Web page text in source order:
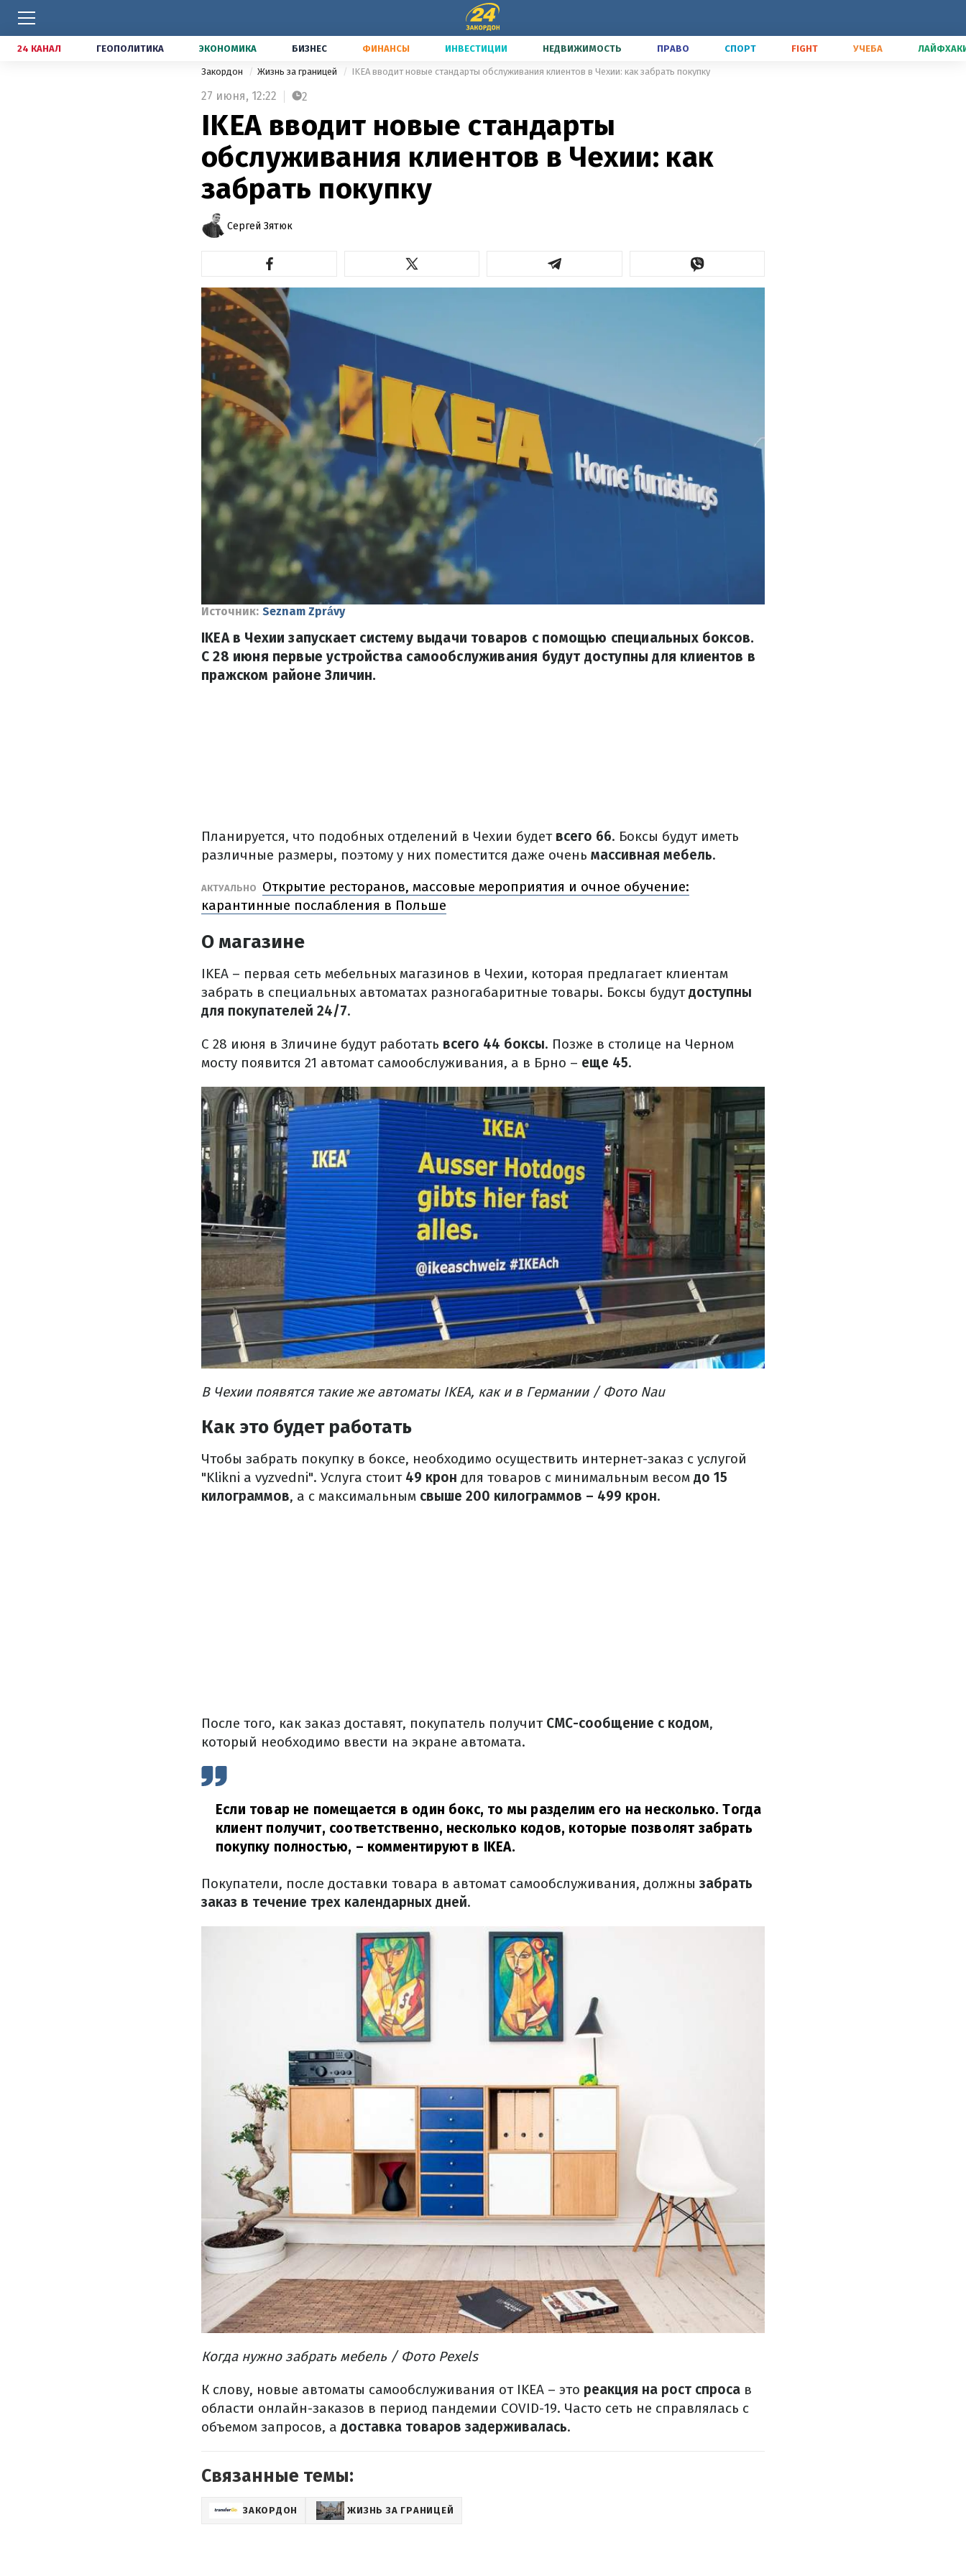
24 КАНАЛ ГЕОПОЛИТИКА ЭКОНОМИКА БИЗНЕС ФИНАНСЫ ИНВЕСТИЦИИ НЕДВИЖИМОСТЬ ПРАВО СПОРТ FIGHT УЧЕБА
Закордон Жизнь за границей IKEA вводит новые стандарты обслуживания клиентов в Чехии: как забрать покупку
27 июня, 12:22 2
IKEA вводит новые стандарты
обслуживания клиентов в Чехии: как
забрать покупку
Сергей Зятюк
Источник: Seznam Zprávy
IKEA в Чехии запускает систему выдачи товаров с помощью специальных боксов.
С 28 июня первые устройства самообслуживания будут доступны для клиентов в
пражском районе Зличин.
Планируется, что подобных отделений в Чехии будет всего 66. Боксы будут иметь
различные размеры, поэтому у них поместится даже очень массивная мебель.
АКТУАЛЬНО
Открытие ресторанов, массовые мероприятия и очное обучение:
карантинные послабления в Польше
О магазине
IKEA – первая сеть мебельных магазинов в Чехии, которая предлагает клиентам
забрать в специальных автоматах разногабаритные товары. Боксы будутдоступны
для покупателей 24/7.
С 28 июня в Зличине будут работать всего 44 боксы. Позже в столице на Черном
мосту появится 21 автомат самообслуживания, а в Брно – еще 45.
В Чехии появятся такие же автоматы IKEA, как и в Германии / Фото Nau
Как это будет работать
Чтобы забрать покупку в боксе, необходимо осуществить интернет-заказ с услугой
"Klikni a vyzvedni". Услуга стоит 49 крон для товаров с минимальным весом до 15
килограммов, а с максимальным свыше 200 килограммов – 499 крон.
После того, как заказ доставят, покупатель получит СМС-сообщение с кодом,
который необходимо ввести на экране автомата.
Если товар не помещается в один бокс, то мы разделим его на несколько. Тогда
клиент получит, соответственно, несколько кодов, которые позволят забрать
покупку полностью, – комментируют в IKEA.
Покупатели, после доставки товара в автомат самообслуживания, должнызабрать
заказ в течение трех календарных дней.
Когда нужно забрать мебель / Фото Pexels
К слову, новые автоматы самообслуживания от IKEA – это реакция на рост спроса в
области онлайн-заказов в период пандемии COVID-19. Часто сеть не справлялась с
объемом запросов, а доставка товаров задерживалась.
Связанные темы:
ЗАКОРДОН ЖИЗНЬ ЗА ГРАНИЦЕЙ